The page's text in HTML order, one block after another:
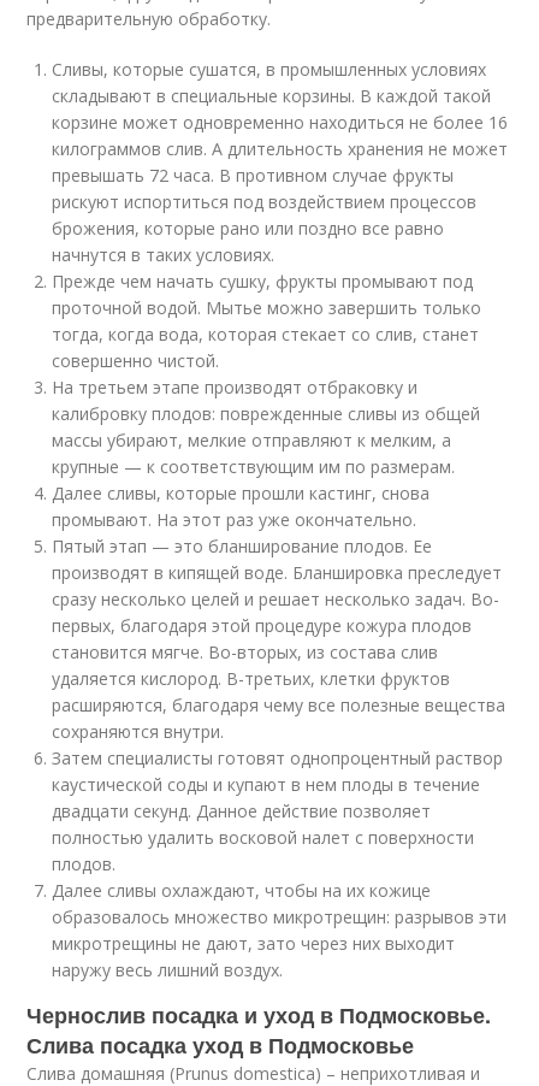
предварительную обработку.
Сливы, которые сушатся, в промышленных условиях
складывают в специальные корзины. В каждой такой
корзине может одновременно находиться не более 16
килограммов слив. А длительность хранения не может
превышать 72 часа. В противном случае фрукты
рискуют испортиться под воздействием процессов
брожения, которые рано или поздно все равно
начнутся в таких условиях.
Прежде чем начать сушку, фрукты промывают под
проточной водой. Мытье можно завершить только
тогда, когда вода, которая стекает со слив, станет
совершенно чистой.
На третьем этапе производят отбраковку и
калибровку плодов: поврежденные сливы из общей
массы убирают, мелкие отправляют к мелким, а
крупные — к соответствующим им по размерам.
Далее сливы, которые прошли кастинг, снова
промывают. На этот раз уже окончательно.
Пятый этап — это бланширование плодов. Ее
производят в кипящей воде. Бланшировка преследует
сразу несколько целей и решает несколько задач. Во-
первых, благодаря этой процедуре кожура плодов
становится мягче. Во-вторых, из состава слив
удаляется кислород. В-третьих, клетки фруктов
расширяются, благодаря чему все полезные вещества
сохраняются внутри.
Затем специалисты готовят однопроцентный раствор
каустической соды и купают в нем плоды в течение
двадцати секунд. Данное действие позволяет
полностью удалить восковой налет с поверхности
плодов.
Далее сливы охлаждают, чтобы на их кожице
образовалось множество микротрещин: разрывов эти
микротрещины не дают, зато через них выходит
наружу весь лишний воздух.
Чернослив посадка и уход в Подмосковье.
Слива посадка уход в Подмосковье
Слива домашняя (Prunus domestica) – неприхотливая и